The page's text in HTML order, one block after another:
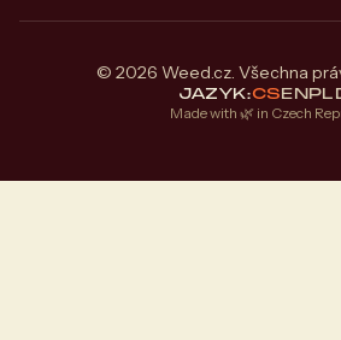
© 2026 Weed.cz. Všechna
JAZYK:CSENPL
Made with 🌿 in Czech